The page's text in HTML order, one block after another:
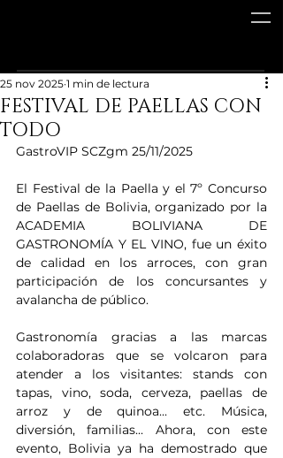
FESTIVAL DE PAELLAS CON
TODO
25 nov 2025 1 min de lectura
GastroVIP SCZgm 25/11/2025
El Festival de la Paella y el 7º Concurso
de Paellas de Bolivia, organizado por la
ACADEMIA BOLIVIANA DE
GASTRONOMÍA Y EL VINO, fue un éxito
de calidad en los arroces, con gran
participación de los concursantes y
avalancha de público.
Gastronomía gracias a las marcas
colaboradoras que se volcaron para
atender a los visitantes: stands con
tapas, vino, soda, cerveza, paellas de
arroz y de quinoa... etc. Música,
diversión, familias... Ahora, con este
evento, Bolivia ya ha demostrado que